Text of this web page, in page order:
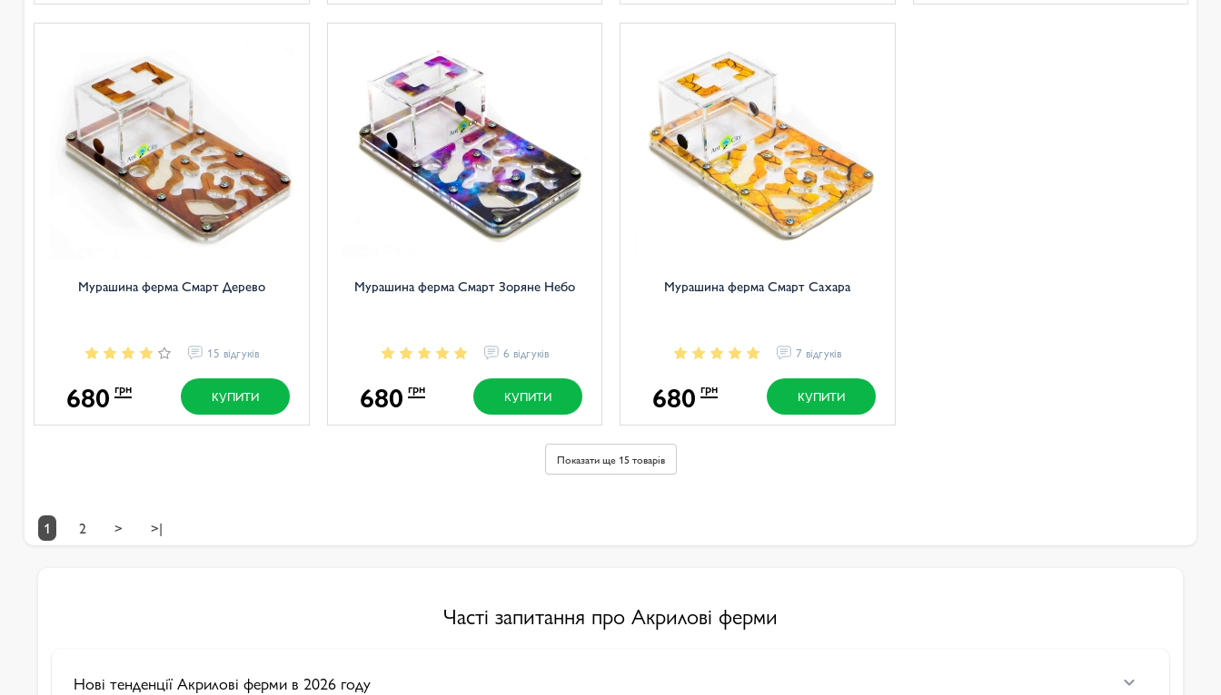
Мурашина ферма Смарт Дерево
15 відгуків
680 грн КУПИТИ
Мурашина ферма Смарт Зоряне Небо
6 відгуків
680 грн КУПИТИ
Мурашина ферма Смарт Сахара
7 відгуків
680 грн КУПИТИ
Показати ще 15 товарів
1 2 > >|
Часті запитання про Акрилові ферми
Нові тенденції Акрилові ферми в 2026 году